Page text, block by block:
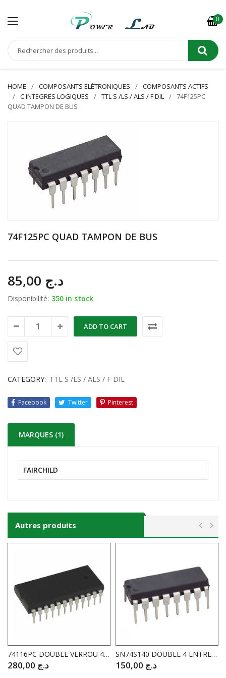
0
HOME COMPOSANTS ÉLÉTRONIQUES
COMPOSANTS ACTIFS
C.INTEGRES LOGIQUES
TTL S /LS / ALS / F DIL
74F125PC
QUAD TAMPON DE BUS
74F125PC QUAD TAMPON DE BUS
د.ج
Disponibilité: 350 in stock
ADD TO CART
CATEGORY: TTL S /LS / ALS / F DIL
Facebook Twitter Pinterest
MARQUES (1)
FAIRCHILD
Autres produits
74116PC DOUBLE VERROU 4 BIT EFFACEMENT
د.ج
SN74S140 DOUBLE 4 ENTREES NAND
د.ج